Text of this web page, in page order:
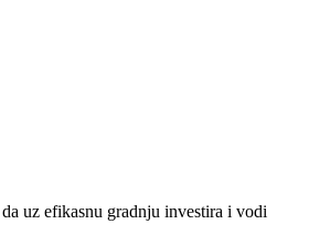
uz efikasnu gradnju investira i vodi